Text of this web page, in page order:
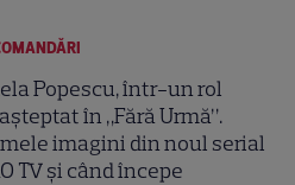
Popescu, într-un rol
în „Fără Urmă”.
imagini din noul serial
TV și când începe